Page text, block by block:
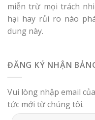
miễn trừ mọi trách
hại hay rủi ro nào
dung này.
ĐĂNG KÝ NHẬN
Vui lòng nhập email
tức mới từ chúng tôi.